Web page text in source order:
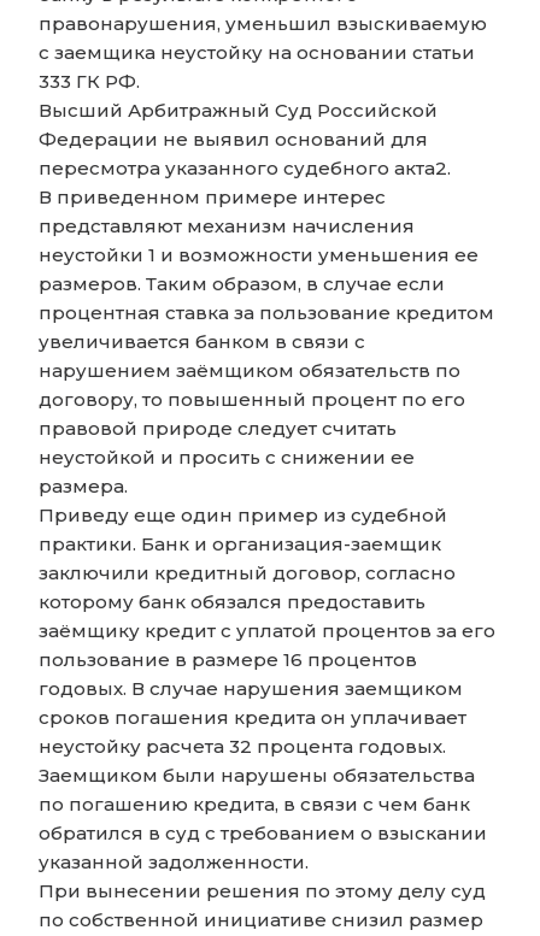
правонарушения, уменьшил взыскиваемую
с заемщика неустойку на основании статьи
333 ГК РФ.
Высший Арбитражный Суд Российской
Федерации не выявил оснований для
пересмотра указанного судебного акта2.
В приведенном примере интерес
представляют механизм начисления
неустойки 1 и возможности уменьшения ее
размеров. Таким образом, в случае если
процентная ставка за пользование кредитом
увеличивается банком в связи с
нарушением заёмщиком обязательств по
договору, то повышенный процент по его
правовой природе следует считать
неустойкой и просить с снижении ее
размера.
Приведу еще один пример из cyдебной
практики. Банк и организация-заемщик
заключили кредитный договор, согласно
которому банк обязался предоставить
заёмщику кредит с уплатой процентов за его
пользование в размере 16 процентов
годовых. В случае нарушения заемщиком
сроков погашения кредита он уплачивает
неустойку расчета 32 процента годовых.
Заемщиком были нарушены обязательства
по погашению кредита, в связи с чем банк
обратился в суд с требованием о взыскании
указанной задолженности.
При вынесении решения по этому делу суд
по собственной инициативе снизил размер